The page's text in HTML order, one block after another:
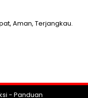
Aman, Terjangkau.
- Panduan